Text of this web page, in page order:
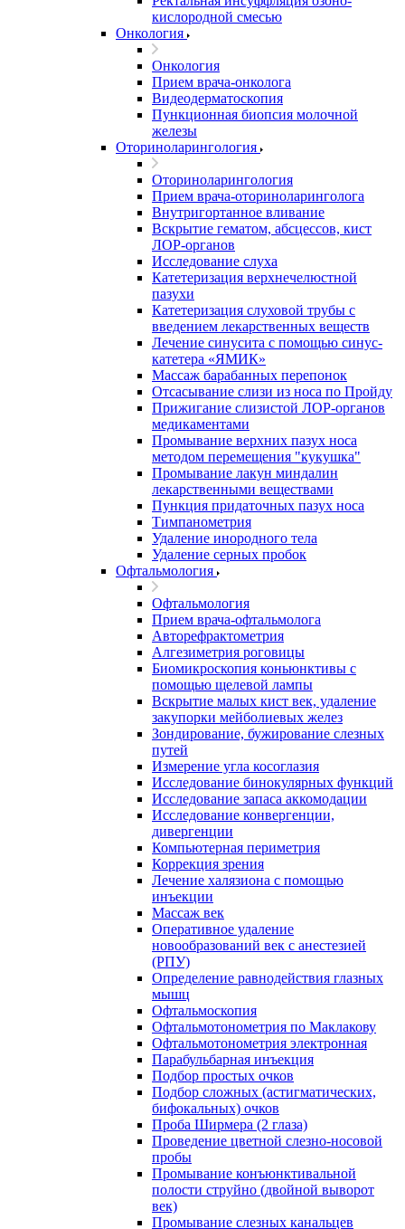
кислородной смесью
Онкология
Онкология
Прием врача-онколога
Видеодерматоскопия
Пункционная биопсия молочной
железы
Оториноларингология
Оториноларингология
Прием врача-оториноларинголога
Внутригортанное вливание
Вскрытие гематом, абсцессов, кист
ЛОР-органов
Исследование слуха
Катетеризация верхнечелюстной
пазухи
Катетеризация слуховой трубы с
введением лекарственных веществ
Лечение синусита с помощью синус-
катетера «ЯМИК»
Массаж барабанных перепонок
Отсасывание слизи из носа по Пройду
Прижигание слизистой ЛОР-органов
медикаментами
Промывание верхних пазух носа
методом перемещения "кукушка"
Промывание лакун миндалин
лекарственными веществами
Пункция придаточных пазух носа
Тимпанометрия
Удаление инородного тела
Удаление серных пробок
Офтальмология
Офтальмология
Прием врача-офтальмолога
Авторефрактометрия
Алгезиметрия роговицы
Биомикроскопия коньюнктивы с
помощью щелевой лампы
Вскрытие малых кист век, удаление
закупорки мейболиевых желез
Зондирование, бужирование слезных
путей
Измерение угла косоглазия
Исследование бинокулярных функций
Исследование запаса аккомодации
Исследование конвергенции,
дивергенции
Компьютерная периметрия
Коррекция зрения
Лечение халязиона с помощью
инъекции
Массаж век
Оперативное удаление
новообразований век с анестезией
(РПУ)
Определение равнодействия глазных
мышц
Офтальмоскопия
Офтальмотонометрия по Маклакову
Офтальмотонометрия электронная
Парабульбарная инъекция
Подбор простых очков
Подбор сложных (астигматических,
бифокальных) очков
Проба Ширмера (2 глаза)
Проведение цветной слезно-носовой
пробы
Промывание конъюнктивальной
полости струйно (двойной выворот
век)
Промывание слезных канальцев